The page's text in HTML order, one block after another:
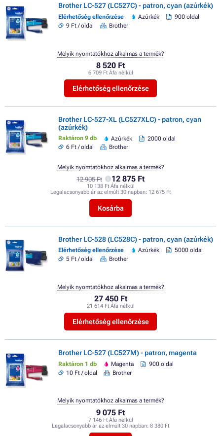
Brother LC-527 (LC527C) - patron, cyan (azúrkék)
Elérhetőség ellenőrzése Azúrkék
900 oldal
9 Ft / oldal
Brother
8 520 Ft
6 709 Ft Áfa nélkül
Elérhetőség ellenőrzése
Melyik nyomtatókhoz alkalmas a termék?
Brother LC-527-XL (LC527XLC) - patron, cyan
(azúrkék)
Raktáron 9 db Azúrkék
2000 oldal
6 Ft / oldal
Brother
12 905 Ft 12 875 Ft
10 138 Ft Áfa nélkül
Legalacsonyabb ár az elmúlt 30 napban: 12 675 Ft
Kosárba
Melyik nyomtatókhoz alkalmas a termék?
Brother LC-528 (LC528C) - patron, cyan (azúrkék)
Elérhetőség ellenőrzése Azúrkék
5000 oldal
5 Ft / oldal
Brother
27 450 Ft
21 614 Ft Áfa nélkül
Elérhetőség ellenőrzése
Melyik nyomtatókhoz alkalmas a termék?
Brother LC-527 (LC527M) - patron, magenta
Raktáron 1 db Magenta
900 oldal
10 Ft / oldal
Brother
9 075 Ft
7 146 Ft Áfa nélkül
Legalacsonyabb ár az elmúlt 30 napban: 8 380 Ft
Melyik nyomtatókhoz alkalmas a termék?